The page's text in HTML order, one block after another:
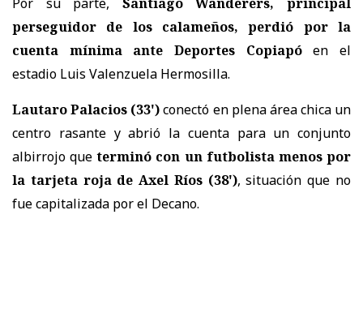
perseguidor de los calameños, perdió por la
cuenta mínima ante Deportes Copiapóen el
estadio Luis Valenzuela Hermosilla.
Lautaro Palacios (33')conectó en plena área chica un
centro rasante y abrió la cuenta para un conjunto
albirrojo queterminó con un futbolista menos por
la tarjeta roja de Axel Ríos (38'), situación que no
fue capitalizada por el Decano.